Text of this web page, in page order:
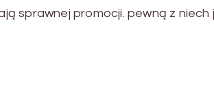
sprawnej promocji. pewną z niech